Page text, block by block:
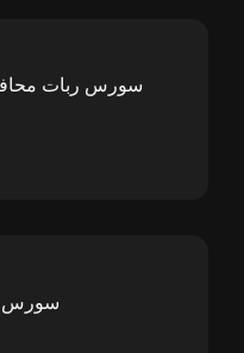
سورس ربات
سورس